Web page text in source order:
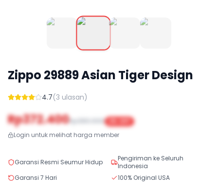
Zippo 29889Asian Tiger Design
4.7(3 ulasan)
Rp372.400Rp380.000 2
% OFF
Login untuk melihat harga member
Garansi Resmi Seumur Hidup
Pengiriman ke Seluruh
Indonesia
Garansi 7 Hari
100% Original USA